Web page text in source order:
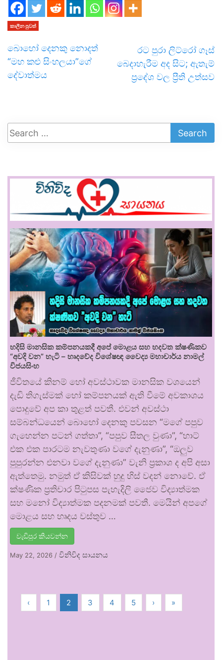
කාලීන පුවත්
බොහෝ දෙනකු නොදත්
“මහ කළු සිංහලයා”ගේ
දේවාත්මය
රට පුරා ලිට්රෝ ගෑස්
බෙදාහැරීම අද සිට; ඇතැම්
ප්‍රදේශ වල ප්‍රීති උත්සව
හදිසි මානසික කම්පනයකදී අපේ මොළය සහ හදවත ක්ෂණිකව
“අවදි වන” හැටි – හෘදවේද විශේෂඥ වෛද්‍ය මහාචාර්ය නාමල්
විජයසිංහ
ජීවිතයේ කිනම් හෝ අවස්ථාවක මානසික වශයෙන්
දැඩි තිගැස්මක් හෝ කම්පනයක් ඇති වීමේ අවකාශය
පොදුවේ අප කා තුළත් පවතී. එවන් අවස්ථා
සම්බන්ධයෙන් බොහෝ දෙනකු පවසන “මගේ පපුව
ගැහෙන්න පටන් ගත්තා”, “පපුව සීතල වුණා”, “හාට්
එක එක පාරටම නැවතුණා වගේ දැනුණා”, “ඔලුව
පුපුරන්න එනවා වගේ දැනුණා” වැනි ප්‍රකාශ ද අපි අසා
ඇත්තෙමු. නමුත් ඒ කිසිවක් හුදු හිස් වදන් නොවේ. ඒ
ක්ෂණික ප්‍රතිචාර පිටුපස පැහැදිලි ජෛව විද්‍යාත්මක
සහ මනෝ විද්‍යාත්මක පදනමක් පවතී. මෙයින් අපගේ
මොළය සහ හෘදය වස්තුව …
වැඩිපුර කියවන්න
May 22, 2026 / විනිවිද සායනය
‹ 1 2 3 4 5 › »